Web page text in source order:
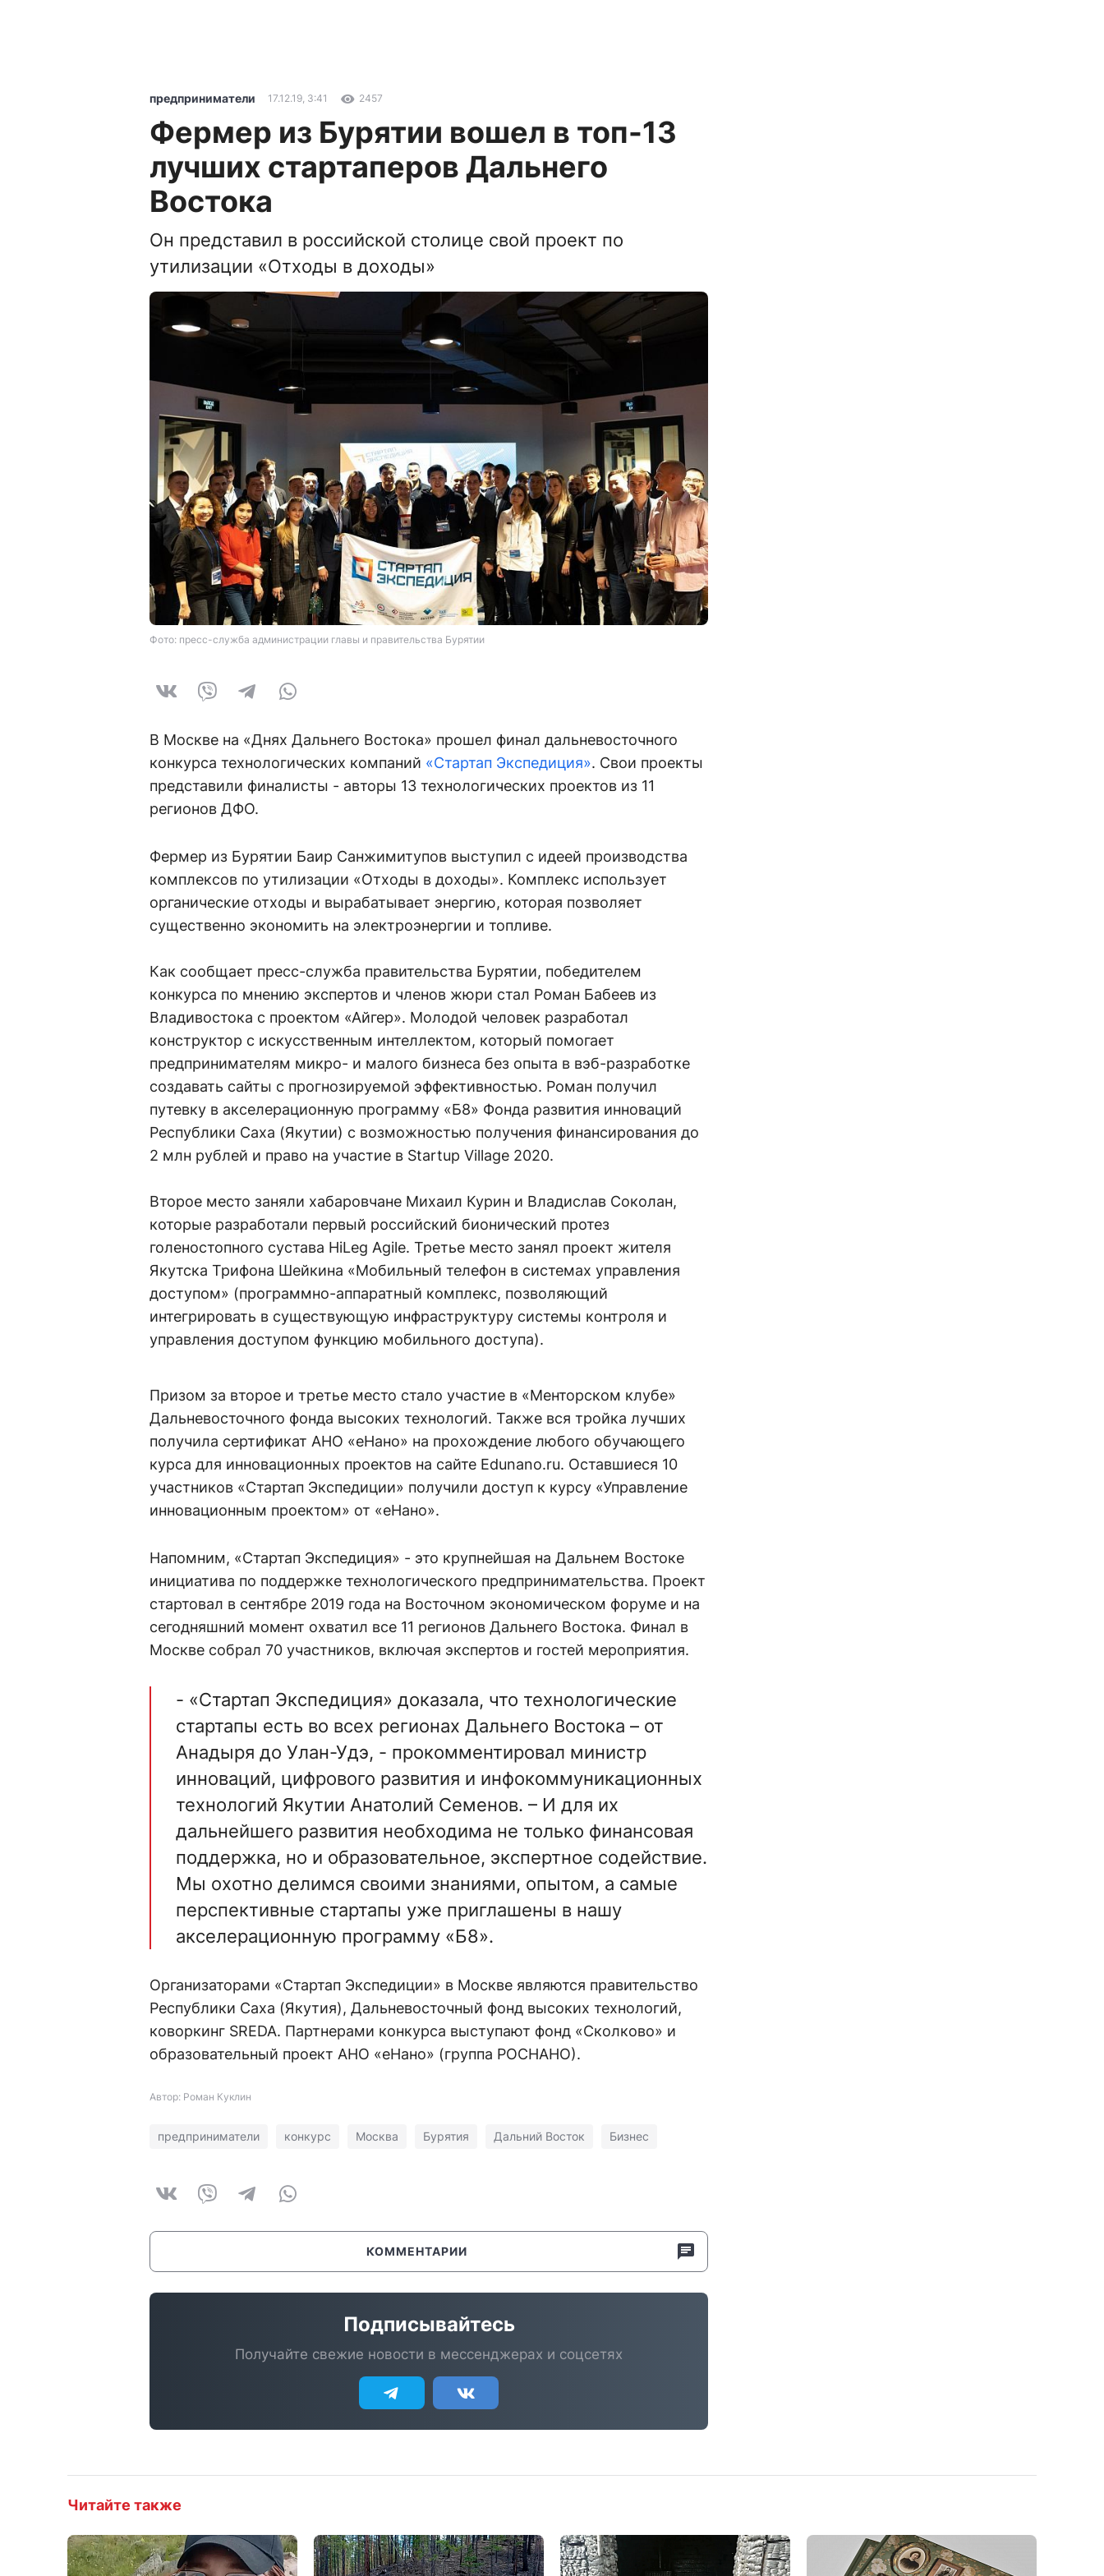
предприниматели 17.12.19, 3:41 2457
Фермер из Бурятии вошел в топ-13
лучших стартаперов Дальнего
Востока
Он представил в российской столице свой проект по
утилизации «Отходы в доходы»
Фото: пресс-служба администрации главы и правительства Бурятии
В Москве на «Днях Дальнего Востока» прошел финал дальневосточного
конкурса технологических компаний «Стартап Экспедиция». Свои проекты
представили финалисты - авторы 13 технологических проектов из 11
регионов ДФО.
Фермер из Бурятии Баир Санжимитупов выступил с идеей производства
комплексов по утилизации «Отходы в доходы». Комплекс использует
органические отходы и вырабатывает энергию, которая позволяет
существенно экономить на электроэнергии и топливе.
Как сообщает пресс-служба правительства Бурятии, победителем
конкурса по мнению экспертов и членов жюри стал Роман Бабеев из
Владивостока с проектом «Айгер». Молодой человек разработал
конструктор с искусственным интеллектом, который помогает
предпринимателям микро- и малого бизнеса без опыта в вэб-разработке
создавать сайты с прогнозируемой эффективностью. Роман получил
путевку в акселерационную программу «Б8» Фонда развития инноваций
Республики Саха (Якутии) с возможностью получения финансирования до
2 млн рублей и право на участие в Startup Village 2020.
Второе место заняли хабаровчане Михаил Курин и Владислав Соколан,
которые разработали первый российский бионический протез
голеностопного сустава HiLeg Agile. Третье место занял проект жителя
Якутска Трифона Шейкина «Мобильный телефон в системах управления
доступом» (программно-аппаратный комплекс, позволяющий
интегрировать в существующую инфраструктуру системы контроля и
управления доступом функцию мобильного доступа).
Призом за второе и третье место стало участие в «Менторском клубе»
Дальневосточного фонда высоких технологий. Также вся тройка лучших
получила сертификат АНО «еНано» на прохождение любого обучающего
курса для инновационных проектов на сайте Edunano.ru. Оставшиеся 10
участников «Стартап Экспедиции» получили доступ к курсу «Управление
инновационным проектом» от «еНано».
Напомним, «Стартап Экспедиция» - это крупнейшая на Дальнем Востоке
инициатива по поддержке технологического предпринимательства. Проект
стартовал в сентябре 2019 года на Восточном экономическом форуме и на
сегодняшний момент охватил все 11 регионов Дальнего Востока. Финал в
Москве собрал 70 участников, включая экспертов и гостей мероприятия.
- «Стартап Экспедиция» доказала, что технологические
стартапы есть во всех регионах Дальнего Востока – от
Анадыря до Улан-Удэ, - прокомментировал министр
инноваций, цифрового развития и инфокоммуникационных
технологий Якутии Анатолий Семенов. – И для их
дальнейшего развития необходима не только финансовая
поддержка, но и образовательное, экспертное содействие.
Мы охотно делимся своими знаниями, опытом, а самые
перспективные стартапы уже приглашены в нашу
акселерационную программу «Б8».
Организаторами «Стартап Экспедиции» в Москве являются правительство
Республики Саха (Якутия), Дальневосточный фонд высоких технологий,
коворкинг SREDA. Партнерами конкурса выступают фонд «Сколково» и
образовательный проект АНО «еНано» (группа РОСНАНО).
Автор: Роман Куклин
предприниматели конкурс Москва Бурятия Дальний Восток Бизнес
КОММЕНТАРИИ
Подписывайтесь
Получайте свежие новости в мессенджерах и соцсетях
Читайте также